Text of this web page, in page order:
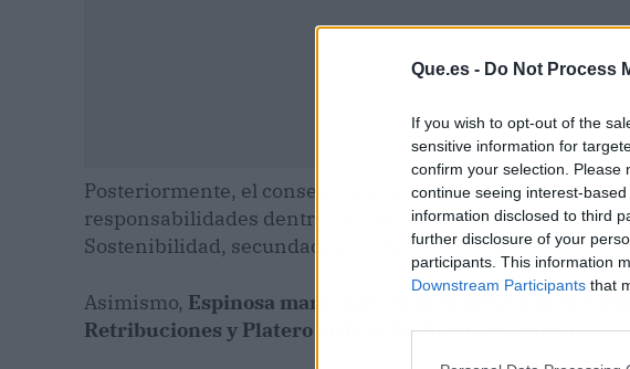
Que.es - Do Not Process
If you wish to opt-out of the
sensitive information for
confirm your selection. Please
continue seeing interest-
information disclosed to third
further disclosure of your
participants. This information
Downstream Participants that
Posteriormente, el consejo de administración de la
responsabilidades dentro del órgano y Poncela presidirá
Sostenibilidad, secundada por Platero y Espinosa.
Asimismo, Espinosa mantendrá la presidencia de la
Retribuciones y Platero la de la Auditoría y Control.